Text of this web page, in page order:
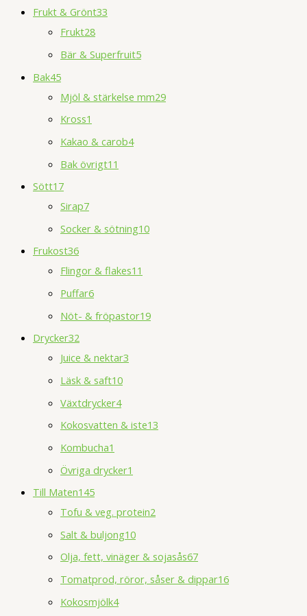
Frukt & Grönt33
Frukt28
Bär & Superfruit5
Bak45
Mjöl & stärkelse mm29
Kross1
Kakao & carob4
Bak övrigt11
Sött17
Sirap7
Socker & sötning10
Frukost36
Flingor & flakes11
Puffar6
Nöt- & fröpastor19
Drycker32
Juice & nektar3
Läsk & saft10
Växtdrycker4
Kokosvatten & iste13
Kombucha1
Övriga drycker1
Till Maten145
Tofu & veg. protein2
Salt & buljong10
Olja, fett, vinäger & sojasås67
Tomatprod, röror, såser & dippar16
Kokosmjölk4